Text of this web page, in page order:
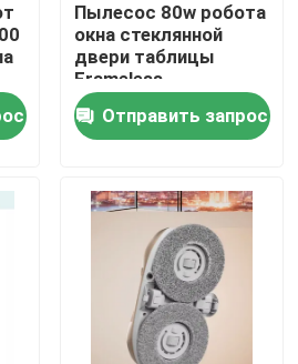
Пылесос 80w робота
окна стеклянной
двери таблицы
Frameless
Отправить запрос